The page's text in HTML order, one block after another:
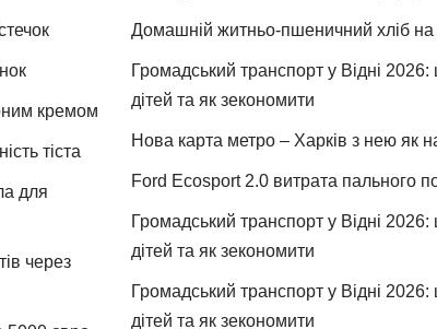
кремом
тіста
для
через
Домашній житньо-пшеничний хліб на
Громадський транспорт у Відні 2026:
дітей та як зекономити
Нова карта метро – Харків з нею як
Ford Ecosport 2.0 витрата пального по
Громадський транспорт у Відні 2026:
дітей та як зекономити
Громадський транспорт у Відні 2026:
дітей та як зекономити